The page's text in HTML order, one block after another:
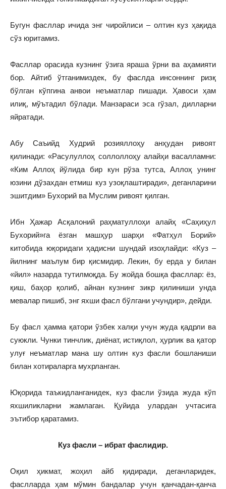
Бугун фасллар ичида энг чиройлиси – олтин куз ҳақида
сўз юритамиз.
Фасллар орасида кузнинг ўзига яраша ўрни ва аҳамияти
бор. Айтиб ўтганимиздек, бу фаслда инсоннинг ризқ
бўлган кўпгина анвои неъматлар пишади. Ҳавоси ҳам
илиқ, мўътадил бўлади. Манзараси эса гўзал, дилларни
яйратади.
Абу Саъийд Худрий розияллоҳу анҳудан ривоят
қилинади: «Расулуллоҳ соллоллоҳу алайҳи васалламни:
«Ким Аллоҳ йўлида бир кун рўза тутса, Аллоҳ унинг
юзини дўзахдан етмиш куз узоқлаштиради», деганларини
эшитдим» Бухорий ва Муслим ривоят қилган.
Ибн Ҳажар Асқалоний раҳматуллоҳи алайҳ «Саҳиҳул
Бухорий»га ёзган машҳур шарҳи «Фатҳул Борий»
китобида юқоридаги ҳадисни шундай изоҳлайди: «Куз –
йилнинг маълум бир қисмидир. Лекин, бу ерда у билан
«йил» назарда тутилмоқда. Бу жойда бошқа фасллар: ёз,
қиш, баҳор қолиб, айнан кузнинг зикр қилиниши унда
мевалар пишиб, энг яхши фасл бўлгани учундир», дейди.
Бу фасл ҳамма қатори ўзбек халқи учун жуда қадрли ва
суюкли. Чунки тинчлик, диёнат, истиқлол, ҳурлик ва қатор
улуғ неъматлар мана шу олтин куз фасли бошланиши
билан хотираларга мухрланган.
Юқорида таъкидланганидек, куз фасли ўзида жуда кўп
яхшиликларни жамлаган. Қуйида улардан учтасига
эътибор қаратамиз.
Куз фасли – ибрат фаслидир.
Оқил ҳикмат, жоҳил айб қидиради, деганларидек,
фаслларда ҳам мўмин бандалар учун қанчадан-қанча